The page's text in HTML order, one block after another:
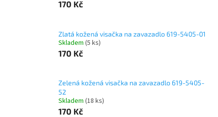
170 Kč
Zlatá kožená visačka na zavazadlo 619-5405-01
Skladem (5 ks)
170 Kč
Zelená kožená visačka na zavazadlo 619-5405-
52
Skladem (18 ks)
170 Kč